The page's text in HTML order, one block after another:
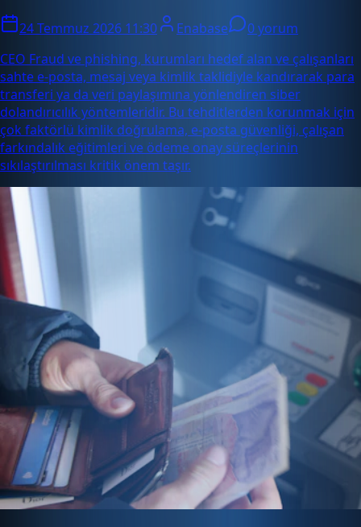
24 Temmuz 2026 11:30 Enabase
0 yorum
CEO Fraud ve phishing, kurumları hedef alan ve çalışanları
sahte e-posta, mesaj veya kimlik taklidiyle kandırarak para
transferi ya da veri paylaşımına yönlendiren siber
dolandırıcılık yöntemleridir. Bu tehditlerden korunmak için
çok faktörlü kimlik doğrulama, e-posta güvenliği, çalışan
farkındalık eğitimleri ve ödeme onay süreçlerinin
sıkılaştırılması kritik önem taşır.